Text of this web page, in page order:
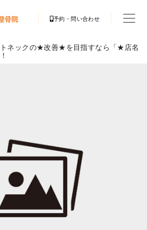
予約・問い合わせ
ネックの★改善★を目指すなら「★店名